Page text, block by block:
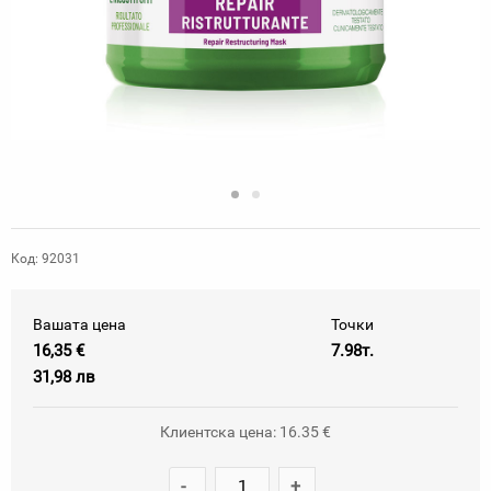
Код: 92031
Вашата цена
16,35 €
31,98 лв
Точки
7.98т.
Клиентска цена: 16.35 €
- +